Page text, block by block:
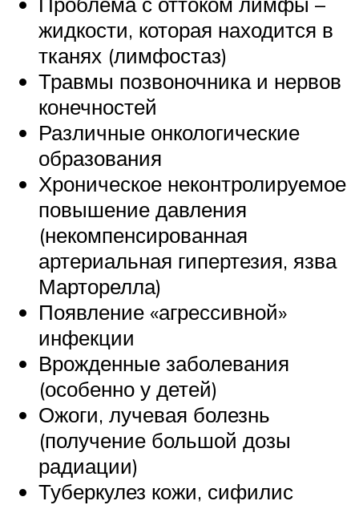
жидкости, которая находится в
тканях (лимфостаз)
Травмы позвоночника и нервов
конечностей
Различные онкологические
образования
Хроническое неконтролируемое
повышение давления
(некомпенсированная
артериальная гипертезия, язва
Марторелла)
Появление «агрессивной»
инфекции
Врожденные заболевания
(особенно у детей)
Ожоги, лучевая болезнь
(получение большой дозы
радиации)
Туберкулез кожи, сифилис